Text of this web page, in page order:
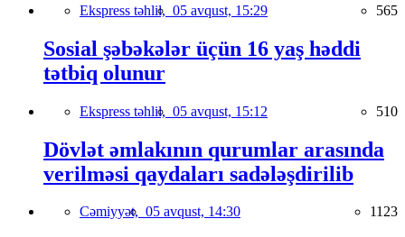
Ekspress təhlil, 05 avqust, 15:29 565
Sosial şəbəkələr üçün 16 yaş həddi
tətbiq olunur
Ekspress təhlil, 05 avqust, 15:12 510
Dövlət əmlakının qurumlar arasında
verilməsi qaydaları sadələşdirilib
Cəmiyyət, 05 avqust, 14:30 1123